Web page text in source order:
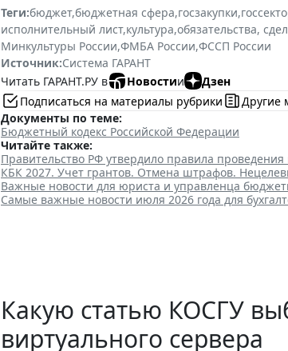
Теги:бюджет,бюджетная сфера,госзакупки,
исполнительный лист,культура,обязательства,
Минкультуры России,ФМБА России,ФССП России
Источник:Система ГАРАНТ
Читать ГАРАНТ.РУ в
Новостии
Дзен
Подписаться на материалы рубрики
Другие
Документы по теме:
Бюджетный кодекс Российской Федерации
Читайте также:
Правительство РФ утвердило правила проведения
КБК 2027. Учет грантов. Отмена штрафов.
Важные новости для юриста и управленца
Самые важные новости июля 2026 года для
Какую статью КОСГУ
виртуального сервера